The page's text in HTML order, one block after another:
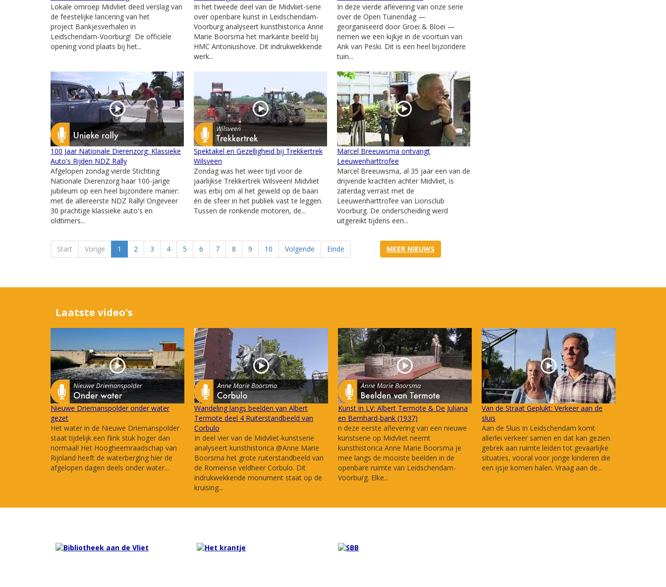
Lokale omroep Midvliet deed verslag van
de feestelijke lancering van het
project Bankjesverhalen in
Leidschendam-Voorburg! De officiële
opening vond plaats bij het...
In het tweede deel van de Midvliet-serie
over openbare kunst in Leidschendam-
Voorburg analyseert kunsthistorica Anne
Marie Boorsma het markante beeld bij
HMC Antoniushove. Dit indrukwekkende
werk...
In deze vierde aflevering van onze serie
over de Open Tuinendag —
georganiseerd door Groei & Bloei —
nemen we een kijkje in de voortuin van
Ank van Peski. Dit is een heel bijzondere
tuin...
100 Jaar Nationale Dierenzorg: Klassieke
Auto's Rijden NDZ Rally
Afgelopen zondag vierde Stichting
Nationale Dierenzorg haar 100-jarige
jubileum op een heel bijzondere manier:
met de allereerste NDZ Rally! Ongeveer
30 prachtige klassieke auto's en
oldtimers...
Spektakel en Gezelligheid bij Trekkertrek
Wilsveen
Zondag was het weer tijd voor de
jaarlijkse Trekkertrek Wilsveen! Midvliet
was erbij om al het geweld op de baan
én de sfeer in het publiek vast te leggen.
Tussen de ronkende motoren, de...
Marcel Breeuwsma ontvangt
Leeuwenharttrofee
Marcel Breeuwsma, al 35 jaar een van de
drijvende krachten achter Midvliet, is
zaterdag verrast met de
Leeuwenharttrofee van Lionsclub
Voorburg. De onderscheiding werd
uitgereikt tijdens een...
Start Vorige 1 2 3 4 5 6 7 8 9 10 Volgende Einde MEER NIEUWS
Laatste video's
Nieuwe Driemanspolder onder water
gezet
Het water in de Nieuwe Driemanspolder
staat tijdelijk een flink stuk hoger dan
normaal! Het Hoogheemraadschap van
Rijnland heeft de waterberging hier de
afgelopen dagen deels onder water...
Wandeling langs beelden van Albert
Termote deel 4 Ruiterstandbeeld van
Corbulo
In deel vier van de Midvliet-kunstserie
analyseert kunsthistorica @Anne Marie
Boorsma het grote ruiterstandbeeld van
de Romeinse veldheer Corbulo. Dit
indrukwekkende monument staat op de
kruising...
Kunst in LV: Albert Termote & De Juliana
en Bernhard-bank (1937)
n deze eerste aflevering van een nieuwe
kunstserie op Midvliet neemt
kunsthistorica Anne Marie Boorsma je
mee langs de mooiste beelden in de
openbare ruimte van Leidschendam-
Voorburg. Elke...
Van de Straat Geplukt: Verkeer aan de
sluis
Aan de Sluis in Leidschendam komt
allerlei verkeer samen en dat kan gezien
gebrek aan ruimte leiden tot gevaarlijke
situaties, vooral voor jonge kinderen die
een ijsje komen halen. Vraag aan de...